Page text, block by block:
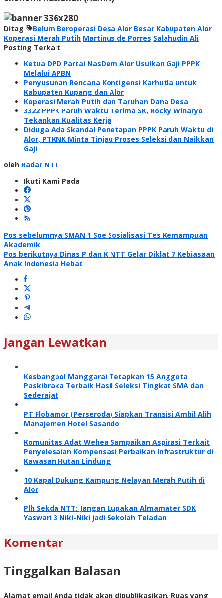
Ditag Belum Beroperasi Desa Alor Besar Kabupaten Alor
Koperasi Merah Putih Martinus de Porres Salahudin Ali
Posting Terkait
Ketua DPD Partai NasDem Alor Usulkan Gaji PPPK
Melalui APBN
Penyusunan Rencana Kontigensi Karhutla untuk
Kabupaten Kupang dan Alor
Koperasi Merah Putih dan Taruhan Dana Desa
3322 PPPK Paruh Waktu Terima SK, Rocky Winaryo
Tekankan Kualitas Kerja
Diduga Ada Skandal Penetapan PPPK Paruh Waktu di
Alor, PTKNK Minta Tinjau Proses Seleksi dan Naikkan
Gaji
oleh Radar NTT
Ikuti Kami Pada
Navigasi
pos
Pos sebelumnya SMAN 1 Soe Sosialisasi Tes Kemampuan
Akademik
Pos berikutnya Dinas P dan K NTT Gelar Diklat 7 Kebiasaan
Anak Indonesia Hebat
Jangan Lewatkan
Kesbangpol Manggarai Tetapkan 15 Anggota
Paskibraka Terbaik Hasil Seleksi Tingkat SMA dan
Sederajat
PT Flobamor (Perseroda) Siapkan Transisi Ambil Alih
Manajemen Hotel Sasando
Komunitas Adat Wehea Sampaikan Aspirasi Terkait
Penyelesaian Kompensasi Perbaikan Infrastruktur di
Kawasan Hutan Lindung
10 Kapal Dukung Kampung Nelayan Merah Putih di
Alor
Plh Sekda NTT: Jangan Lupakan Almamater SDK
Yaswari 3 Niki-Niki jadi Sekolah Teladan
Komentar
Tinggalkan Balasan
Alamat email Anda tidak akan dipublikasikan. Ruas yang